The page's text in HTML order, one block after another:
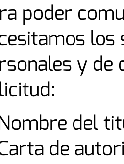
poder
los
y de
del
de